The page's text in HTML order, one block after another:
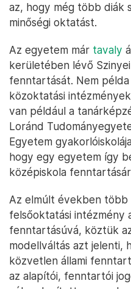
az, hogy még több diák
minőségi oktatást.
Az egyetem már tavaly
kerületében lévő
fenntartását. Nem
közoktatási
van például a
Loránd
Egyetem
hogy egy egyetem így
középiskola
Az elmúlt években több
felsőoktatási intézmény
fenntartásúvá, köztük
modellváltás azt jelenti,
közvetlen állami
az alapítói, fenntartói